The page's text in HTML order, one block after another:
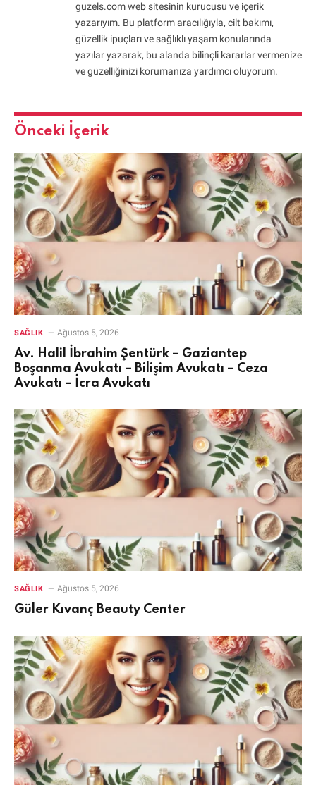
guzels.com web sitesinin kurucusu ve içerik
yazarıyım. Bu platform aracılığıyla, cilt bakımı,
güzellik ipuçları ve sağlıklı yaşam konularında
yazılar yazarak, bu alanda bilinçli kararlar vermenize
ve güzelliğinizi korumanıza yardımcı oluyorum.
Önceki İçerik
SAĞLIK Ağustos 5, 2026
Av. Halil İbrahim Şentürk – Gaziantep
Boşanma Avukatı – Bilişim Avukatı – Ceza
Avukatı – İcra Avukatı
SAĞLIK Ağustos 5, 2026
Güler Kıvanç Beauty Center